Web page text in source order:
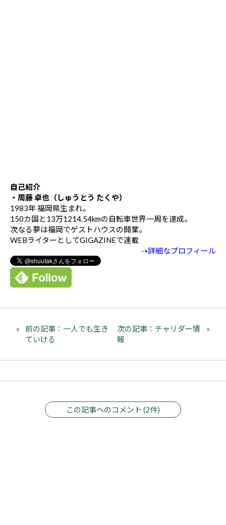
自己紹介
・周藤 卓也（しゅうとう たくや）
1983年 福岡県生まれ。
150カ国と13万1214.54kmの自転車世界一周を達成。
次なる夢は福岡でゲストハウスの開業。
WEBライターとしてGIGAZINEで連載
⇢詳細なプロフィール
前の記事：一人でも生き
ていける
次の記事：チャリダー情
報
この記事へのコメント (2件)